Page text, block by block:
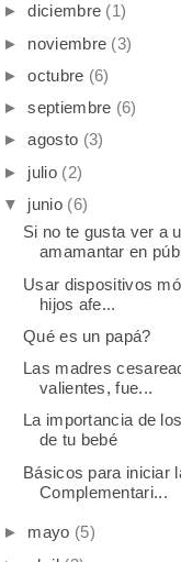
►diciembre (1)
► noviembre (3)
►octubre (6)
►septiembre (6)
►agosto (3)
► julio (2)
▼
junio (6)
Si no te gusta ver a
amamantar en
Usar dispositivos
hijos afe...
Qué es un papá?
Las madres
valientes, fue...
La importancia de
de tu bebé
Básicos para iniciar
Complementari...
► mayo (5)